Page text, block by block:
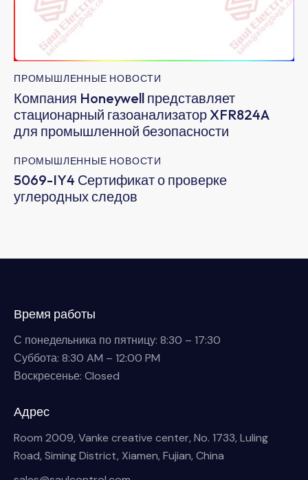
ПРОМЫШЛЕННЫЕ НОВОСТИ
Компания Honeywell представляет
стационарный газоанализатор XFR824A
для промышленной безопасности
ПРОМЫШЛЕННЫЕ НОВОСТИ
5069-IY4 Сертификат о проверке
углеродных следов
Время работы
С понедельника по пятницу: 8:30 – 17:30
Суббота: 8:30 AM – 12:00 PM
Воскресенье: Closed
Адрес
Room 2009, Vanke creative center, No. 1733, Luling
Road, Siming District, Xiamen, Fujian, China